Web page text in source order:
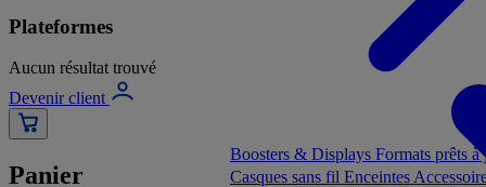
Plateformes
Aucun résultat trouvé
Devenir client
Panier
Boosters & Displays Formats prêts
Casques sans fil Enceintes